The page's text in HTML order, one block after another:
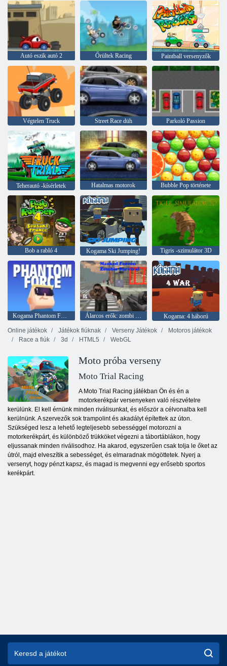
Autó eszik autó 2 Őrültek Racing Paintball versenyzők
Végtelen Truck Street Race düh Parkoló Passion
Teherautó -kísérletek Hatalmas motorok Bubble Pop története
Bob a rabló 4 Kogama Ski Jumping! Tigris -szimulátor 3D
Kogama: 4 háború
Online játékok
Játékok fiúknak Verseny Játékok
Motoros játékok
Race a fiúk
3d HTML5 WebGL
Moto próba verseny
Moto Trial Racing
A Moto Trial Racing játékban Ön és én a
motorkerékpár versenyeken való részvételre
kerülünk. El kell érnünk minden riválisunkat, és először a célvonalba kell
kerülnünk. A szervezők sok trampolint és akadályt építettek az úton.
Szükséged lesz a lehető legteljesebb sebességgel motorozni a
motorkerékpárt, és különböző trükköket végezni a tábortáblákon, hogy
eljussanak minden riválisodhoz. Ha akarod, egyszerűen csak tolja le őket az
útról, majd elveszítik a sebességet, és elmaradnak mögöttetek. Nyerj a
versenyt, hogy pénzt kapsz, és magad is megvenni egy erősebb sportos
kerékpárt.